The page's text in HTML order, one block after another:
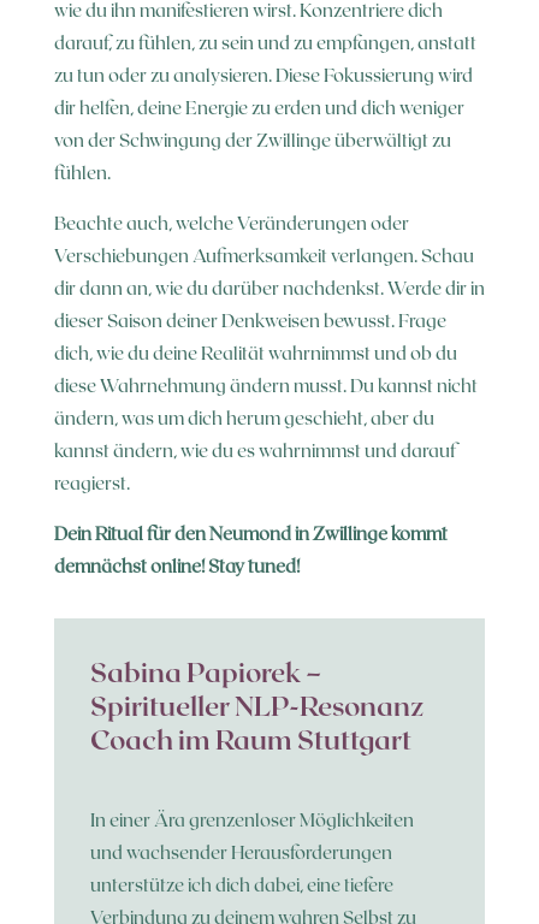
wie du ihn manifestieren wirst. Konzentriere dich
darauf, zu fühlen, zu sein und zu empfangen, anstatt
zu tun oder zu analysieren. Diese Fokussierung wird
dir helfen, deine Energie zu erden und dich weniger
von der Schwingung der Zwillinge überwältigt zu
fühlen.
Beachte auch, welche Veränderungen oder
Verschiebungen Aufmerksamkeit verlangen. Schau
dir dann an, wie du darüber nachdenkst. Werde dir in
dieser Saison deiner Denkweisen bewusst. Frage
dich, wie du deine Realität wahrnimmst und ob du
diese Wahrnehmung ändern musst. Du kannst nicht
ändern, was um dich herum geschieht, aber du
kannst ändern, wie du es wahrnimmst und darauf
reagierst.
Dein Ritual für den Neumond in Zwillinge kommt
demnächst online! Stay tuned!
Sabina Papiorek –
Spiritueller NLP-Resonanz
Coach im Raum Stuttgart
In einer Ära grenzenloser Möglichkeiten
und wachsender Herausforderungen
unterstütze ich dich dabei, eine tiefere
Verbindung zu deinem wahren Selbst zu